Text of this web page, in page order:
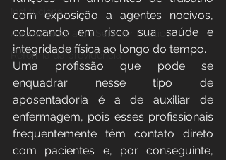
Institucional
Aposentadoria do Servidor Público
Reforma da previdência
com exposição a agentes nocivos,
colocando em risco sua saúde e
integridade física ao longo do tempo.
Uma profissão que pode se
enquadrar nesse tipo de
aposentadoria é a de auxiliar de
enfermagem, pois esses profissionais
frequentemente têm contato direto
com pacientes e, por conseguinte,